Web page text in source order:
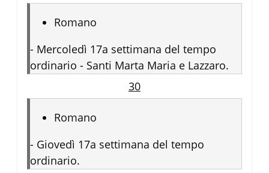
Romano
- Mercoledì 17a settimana del tempo
ordinario - Santi Marta Maria e Lazzaro.
30
Romano
- Giovedì 17a settimana del tempo
ordinario.